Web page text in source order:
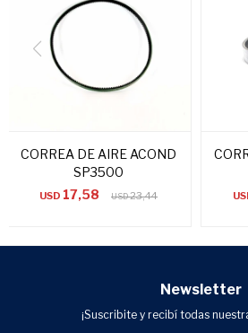
CORREA DE AIRE ACOND
SP3500
USD 17,58 USD23,44
Newsletter
¡Suscribite y recibí todas